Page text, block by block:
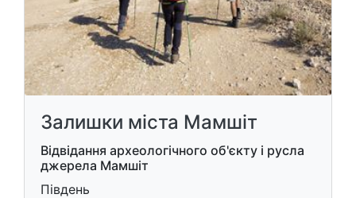
Залишки міста Мамшіт
Відвідання археологічного об'єкту і русла
джерела Мамшіт
Південь